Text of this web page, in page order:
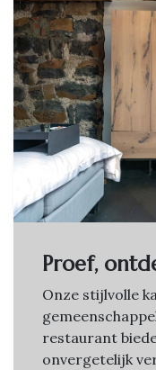
Proef,
Onze stijlvolle
restaurant
onvergetelijk